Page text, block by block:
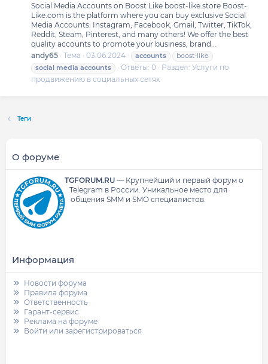
Social Media Accounts on Boost Like boost-like.store Boost-
Like.com is the platform where you can buy exclusive Social
Media Accounts: Instagram, Facebook, Gmail, Twitter, TikTok,
Reddit, Steam, Pinterest, and many others! We offer the best
quality accounts to promote your business, brand...
andy65 Тема 03.06.2024 accounts
boost-like
social media accounts Ответы: 0 Раздел: Услуги по
продвижению в социальных сетях
Теги
О форуме
TGFORUM.RU— Крупнейший и первый форум о
Telegram в России. Уникальное место для
общения SMM и SMO специалистов.
Информация
Новости форума
Правила форума
Ответственность
Гарант-сервис
Реклама на форуме
Войти или зарегистрироваться